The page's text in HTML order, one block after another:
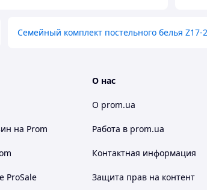
Семейный комплект постельного белья Z17-
на Prom
ProSale
О нас
О prom.ua
Работа в prom.ua
Контактная информация
Защита прав на контент